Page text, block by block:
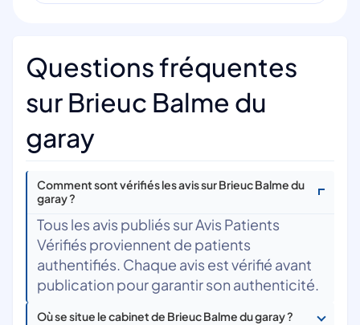
Questions fréquentes
sur Brieuc Balme du
garay
Comment sont vérifiés les avis sur Brieuc Balme du
garay ?
Tous les avis publiés sur Avis Patients
Vérifiés proviennent de patients
authentifiés. Chaque avis est vérifié avant
publication pour garantir son authenticité.
Où se situe le cabinet de Brieuc Balme du garay ?